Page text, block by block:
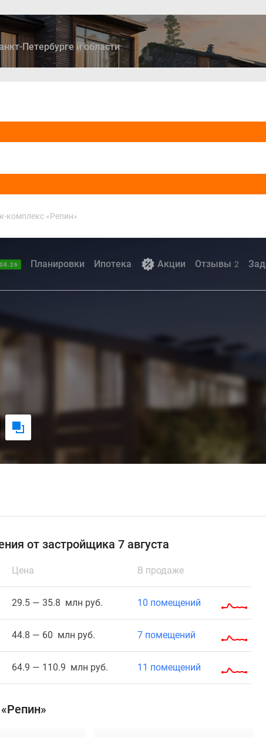
Петербурге и области
комплекс «Репин»
Планировки Ипотека Акции Отзывы 2
от застройщика 7 августа
Цена В продаже
29.5 — 35.8 млн руб. 10 помещений
44.8 — 60 млн руб. 7 помещений
64.9 — 110.9 млн руб. 11 помещений